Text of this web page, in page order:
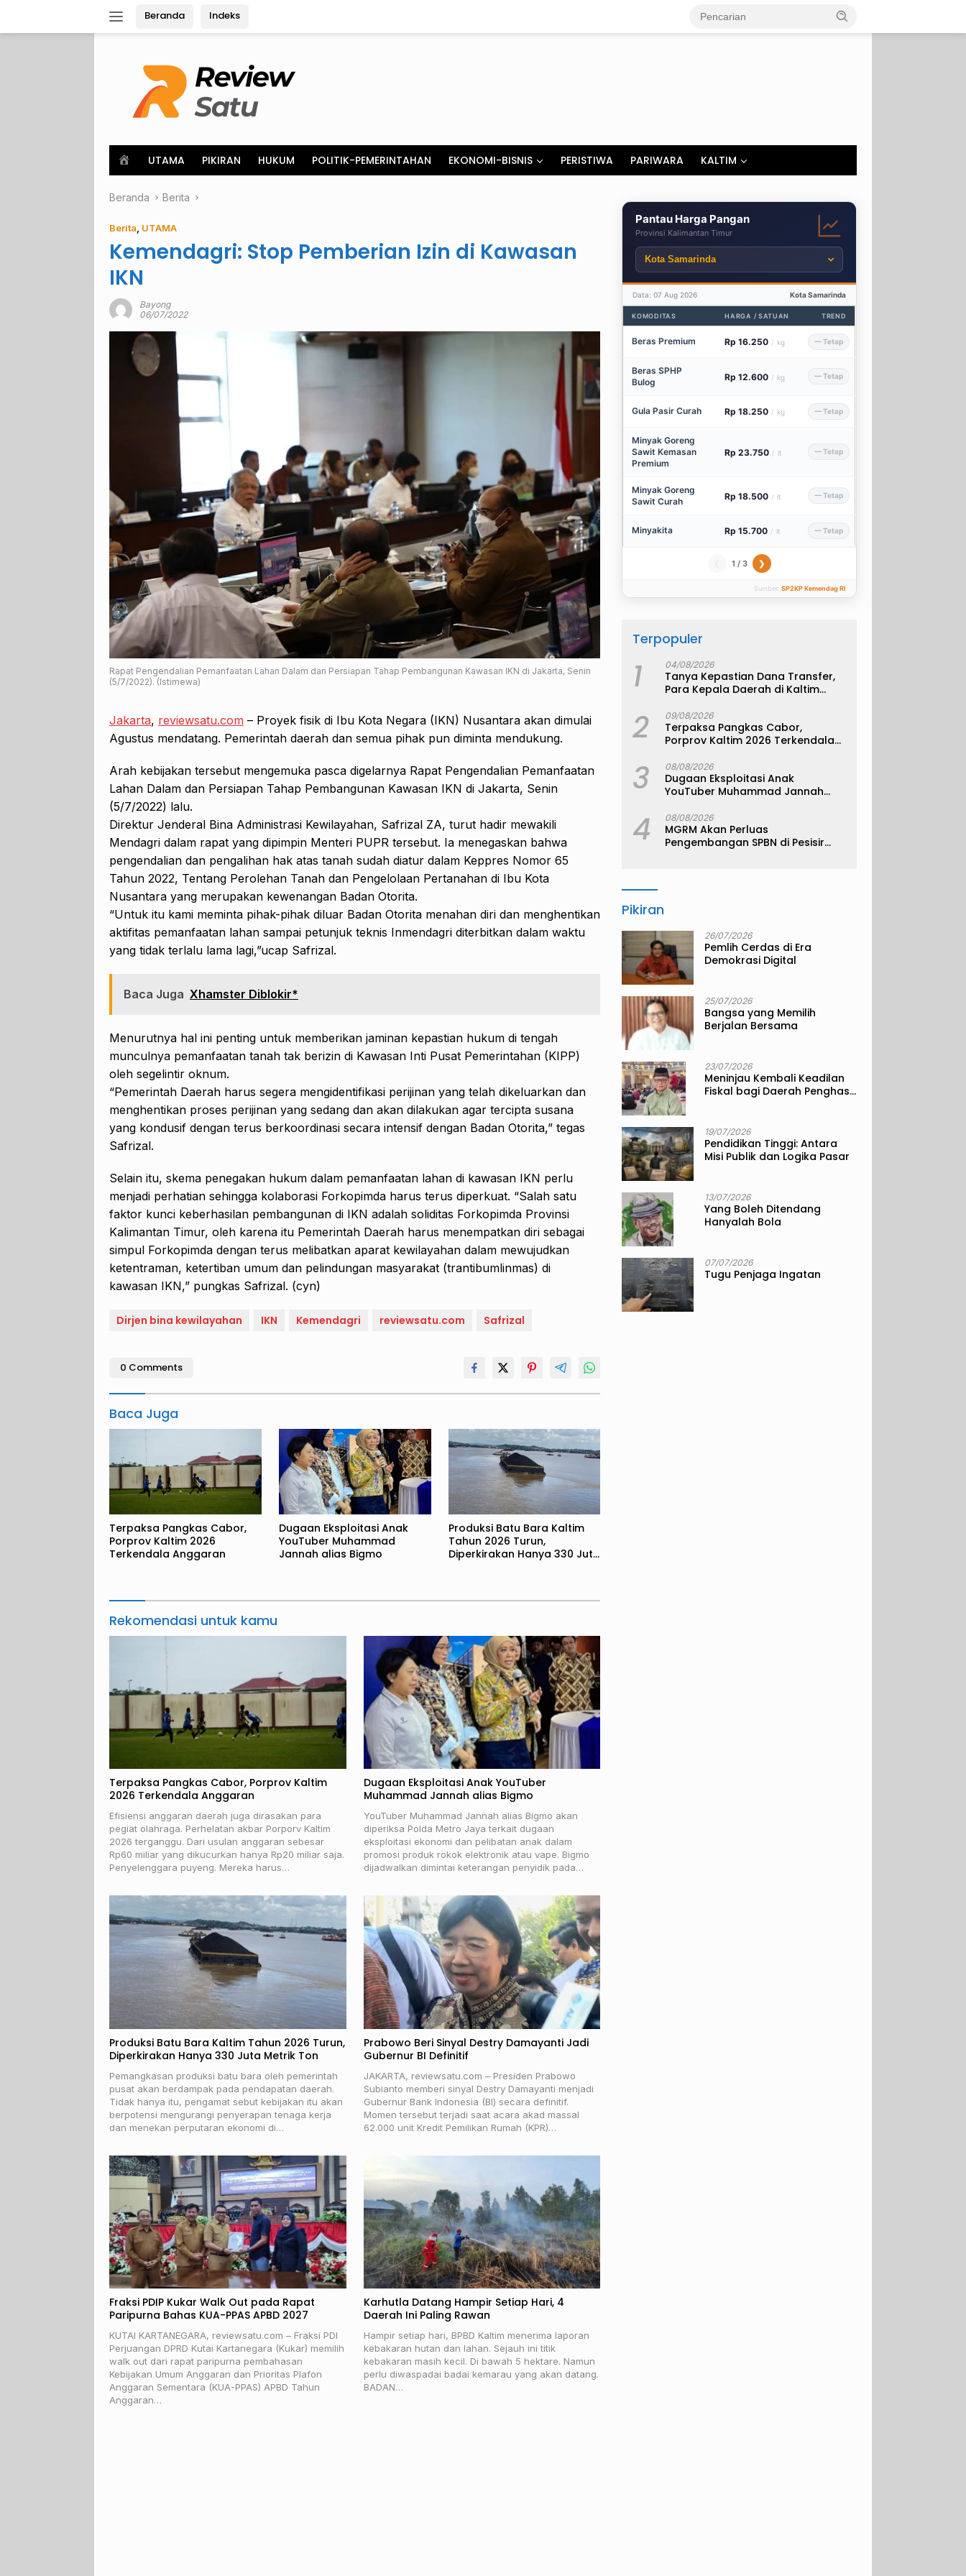
Beranda Indeks
o
e
UTAMA PIKIRAN HUKUM POLITIK-PEMERINTAHAN EKONOMI-BISNIS PERISTIWA PARIWARA KALTIM
Beranda Berita
Berita UTAMA
Kemendagri: Stop Pemberian Izin di Kawasan
IKN
Bayong
06/07/2022
Rapat Pengendalian Pemanfaatan Lahan Dalam dan Persiapan Tahap Pembangunan Kawasan IKN di Jakarta, Senin
(5/7/2022). (Istimewa)
Jakarta, reviewsatu.com – Proyek fisik di Ibu Kota Negara (IKN) Nusantara akan dimulai
Agustus mendatang. Pemerintah daerah dan semua pihak pun diminta mendukung.
Arah kebijakan tersebut mengemuka pasca digelarnya Rapat Pengendalian Pemanfaatan
Lahan Dalam dan Persiapan Tahap Pembangunan Kawasan IKN di Jakarta, Senin
(5/7/2022) lalu.
Direktur Jenderal Bina Administrasi Kewilayahan, Safrizal ZA, turut hadir mewakili
Mendagri dalam rapat yang dipimpin Menteri PUPR tersebut. Ia menegaskan bahwa
pengendalian dan pengalihan hak atas tanah sudah diatur dalam Keppres Nomor 65
Tahun 2022, Tentang Perolehan Tanah dan Pengelolaan Pertanahan di Ibu Kota
Nusantara yang merupakan kewenangan Badan Otorita.
“Untuk itu kami meminta pihak-pihak diluar Badan Otorita menahan diri dan menghentikan
aktifitas pemanfaatan lahan sampai petunjuk teknis Inmendagri diterbitkan dalam waktu
yang tidak terlalu lama lagi,”ucap Safrizal.
Baca Juga Xhamster Diblokir*
Menurutnya hal ini penting untuk memberikan jaminan kepastian hukum di tengah
munculnya pemanfaatan tanah tak berizin di Kawasan Inti Pusat Pemerintahan (KIPP)
oleh segelintir oknum.
“Pemerintah Daerah harus segera mengidentifikasi perijinan yang telah dikeluarkan dan
menghentikan proses perijinan yang sedang dan akan dilakukan agar tercipta susana
yang kondusif dengan terus berkoordinasi secara intensif dengan Badan Otorita,” tegas
Safrizal.
Selain itu, skema penegakan hukum dalam pemanfaatan lahan di kawasan IKN perlu
menjadi perhatian sehingga kolaborasi Forkopimda harus terus diperkuat. “Salah satu
faktor kunci keberhasilan pembangunan di IKN adalah soliditas Forkopimda Provinsi
Kalimantan Timur, oleh karena itu Pemerintah Daerah harus menempatkan diri sebagai
simpul Forkopimda dengan terus melibatkan aparat kewilayahan dalam mewujudkan
ketentraman, ketertiban umum dan pelindungan masyarakat (trantibumlinmas) di
kawasan IKN,” pungkas Safrizal. (cyn)
Dirjen bina kewilayahan IKN Kemendagri reviewsatu.com Safrizal
0 Comments
Baca Juga
Terpaksa Pangkas Cabor,
Porprov Kaltim 2026
Terkendala Anggaran
Dugaan Eksploitasi Anak
YouTuber Muhammad
Jannah alias Bigmo
Produksi Batu Bara Kaltim
Tahun 2026 Turun,
Diperkirakan Hanya 330 Juta
Rekomendasi untuk kamu
Terpaksa Pangkas Cabor, Porprov Kaltim
2026 Terkendala Anggaran
Efisiensi anggaran daerah juga dirasakan para
pegiat olahraga. Perhelatan akbar Porporv Kaltim
2026 terganggu. Dari usulan anggaran sebesar
Rp60 miliar yang dikucurkan hanya Rp20 miliar saja.
Penyelenggara puyeng. Mereka harus…
Dugaan Eksploitasi Anak YouTuber
Muhammad Jannah alias Bigmo
YouTuber Muhammad Jannah alias Bigmo akan
diperiksa Polda Metro Jaya terkait dugaan
eksploitasi ekonomi dan pelibatan anak dalam
promosi produk rokok elektronik atau vape. Bigmo
dijadwalkan dimintai keterangan penyidik pada…
Produksi Batu Bara Kaltim Tahun 2026 Turun,
Diperkirakan Hanya 330 Juta Metrik Ton
Pemangkasan produksi batu bara oleh pemerintah
pusat akan berdampak pada pendapatan daerah.
Tidak hanya itu, pengamat sebut kebijakan itu akan
berpotensi mengurangi penyerapan tenaga kerja
dan menekan perputaran ekonomi di…
Prabowo Beri Sinyal Destry Damayanti Jadi
Gubernur BI Definitif
JAKARTA, reviewsatu.com – Presiden Prabowo
Subianto memberi sinyal Destry Damayanti menjadi
Gubernur Bank Indonesia (BI) secara definitif.
Momen tersebut terjadi saat acara akad massal
62.000 unit Kredit Pemilikan Rumah (KPR)…
Fraksi PDIP Kukar Walk Out pada Rapat
Paripurna Bahas KUA-PPAS APBD 2027
KUTAI KARTANEGARA, reviewsatu.com – Fraksi PDI
Perjuangan DPRD Kutai Kartanegara (Kukar) memilih
walk out dari rapat paripurna pembahasan
Kebijakan Umum Anggaran dan Prioritas Plafon
Anggaran Sementara (KUA-PPAS) APBD Tahun
Anggaran…
Karhutla Datang Hampir Setiap Hari, 4
Daerah Ini Paling Rawan
Hampir setiap hari, BPBD Kaltim menerima laporan
kebakaran hutan dan lahan. Sejauh ini titik
kebakaran masih kecil. Di bawah 5 hektare. Namun
perlu diwaspadai badai kemarau yang akan datang.
BADAN…
Pantau Harga Pangan
Provinsi Kalimantan Timur
Data: 07 Aug 2026 Kota Samarinda
KOMODITAS HARGA / SATUAN TREND
Beras Premium Rp 16.250 / kg — Tetap
Beras SPHP
Bulog
Rp 12.600 / kg — Tetap
Gula Pasir Curah Rp 18.250 / kg — Tetap
Minyak Goreng
Sawit Kemasan
Premium
Rp 23.750 / lt — Tetap
Minyak Goreng
Sawit Curah
Rp 18.500 / lt — Tetap
Minyakita Rp 15.700 / lt — Tetap
1 / 3 ❯
Sumber: SP2KP Kemendag RI
Terpopuler
1 04/08/2026
Tanya Kepastian Dana Transfer,
Para Kepala Daerah di Kaltim
2 09/08/2026
Terpaksa Pangkas Cabor,
Porprov Kaltim 2026 Terkendala
3 08/08/2026
Dugaan Eksploitasi Anak
YouTuber Muhammad Jannah
4 08/08/2026
MGRM Akan Perluas
Pengembangan SPBN di Pesisir
Pikiran
26/07/2026
Pemlih Cerdas di Era
Demokrasi Digital
25/07/2026
Bangsa yang Memilih
Berjalan Bersama
23/07/2026
Meninjau Kembali Keadilan
Fiskal bagi Daerah Penghasil
19/07/2026
Pendidikan Tinggi: Antara
Misi Publik dan Logika Pasar
13/07/2026
Yang Boleh Ditendang
Hanyalah Bola
07/07/2026
Tugu Penjaga Ingatan